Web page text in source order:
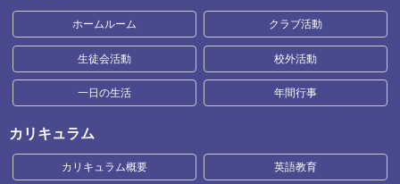
ホームルーム クラブ活動
生徒会活動 校外活動
一日の生活 年間行事
カリキュラム
カリキュラム概要 英語教育